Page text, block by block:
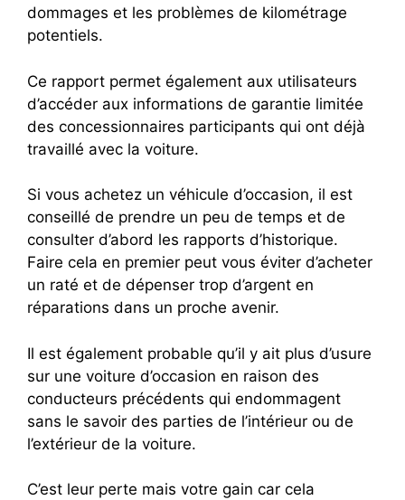
dommages et les problèmes de kilométrage
potentiels.
Ce rapport permet également aux utilisateurs
d’accéder aux informations de garantie limitée
des concessionnaires participants qui ont déjà
travaillé avec la voiture.
Si vous achetez un véhicule d’occasion, il est
conseillé de prendre un peu de temps et de
consulter d’abord les rapports d’historique.
Faire cela en premier peut vous éviter d’acheter
un raté et de dépenser trop d’argent en
réparations dans un proche avenir.
Il est également probable qu’il y ait plus d’usure
sur une voiture d’occasion en raison des
conducteurs précédents qui endommagent
sans le savoir des parties de l’intérieur ou de
l’extérieur de la voiture.
C’est leur perte mais votre gain car cela